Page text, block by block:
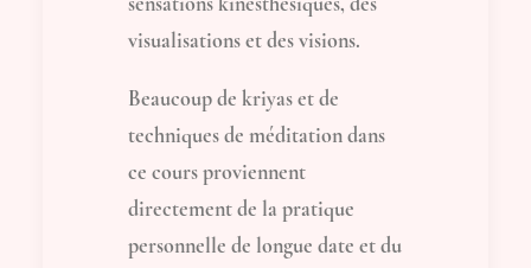
visualisations et des visions.
Beaucoup de kriyas et de
techniques de méditation dans
ce cours proviennent
directement de la pratique
personnelle de longue date et du